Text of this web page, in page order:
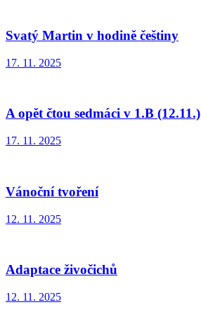
Svatý Martin v hodině češtiny
17. 11. 2025
A opět čtou sedmáci v 1.B (12.11.)
17. 11. 2025
Vánoční tvoření
12. 11. 2025
Adaptace živočichů
12. 11. 2025